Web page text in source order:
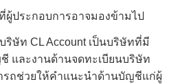
ผู้ประกอบการอาจมองข้ามไป
ริษัท CL Account เป็นบริษัทที่มี
และงานด้านจดทะเบียนบริษัท
รถช่วยให้คำแนะนำด้านบัญชีแก่ผู้